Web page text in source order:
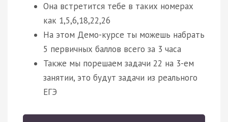
Она встретится тебе в таких номерах
как 1,5,6,18,22,26
На этом Демо-курсе ты можешь набрать
5 первичных баллов всего за 3 часа
Также мы порешаем задачи 22 на 3-ем
занятии, это будут задачи из реального
ЕГЭ